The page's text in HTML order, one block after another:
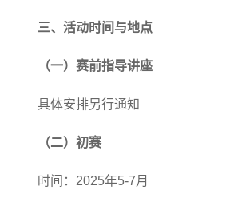
三、活动时间与地点
（一） 赛前指导讲座
具体安排另行通知
（二） 初赛
时间： 2025年5-7月